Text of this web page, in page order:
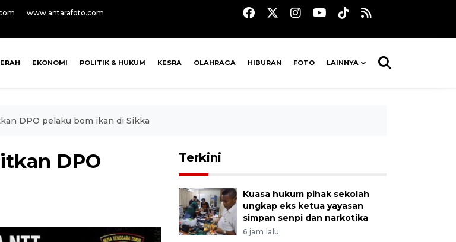
www.antarafoto.com
EKONOMI POLITIK & HUKUM KESRA OLAHRAGA HIBURAN FOTO LAINNYA
DPO pelaku bom ikan di Sikka
DPO
Terkini
Kuasa hukum pihak sekolah
ungkap eks ketua yayasan
simpan senpi dan narkotika
6 jam lalu